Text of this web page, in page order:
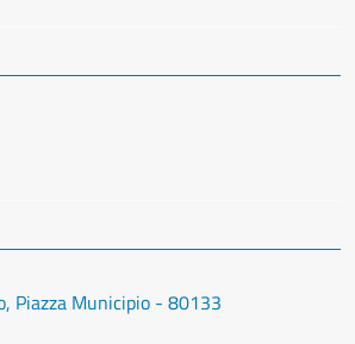
Piazza Municipio - 80133